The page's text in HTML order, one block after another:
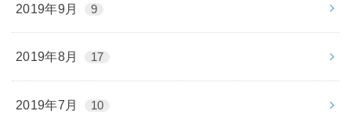
2019年9月 9
2019年8月 17
2019年7月 10